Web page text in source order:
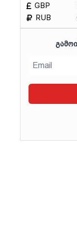
GBP
RUB